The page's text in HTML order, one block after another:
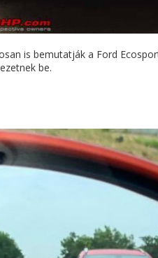
is bemutatják a Ford
be.